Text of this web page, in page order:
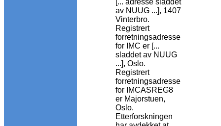
[... adresse sladdet
av NUUG ...], 1407
Vinterbro.
Registrert
forretningsadresse
for IMC er [...
sladdet av NUUG
...], Oslo.
Registrert
forretningsadresse
for IMCASREG8
er Majorstuen,
Oslo.
Etterforskningen